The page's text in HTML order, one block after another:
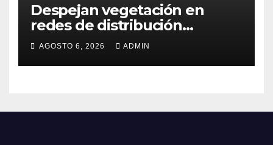
Despejan vegetación en
redes de distribución
eléctrica
AGOSTO 6, 2026 ADMIN